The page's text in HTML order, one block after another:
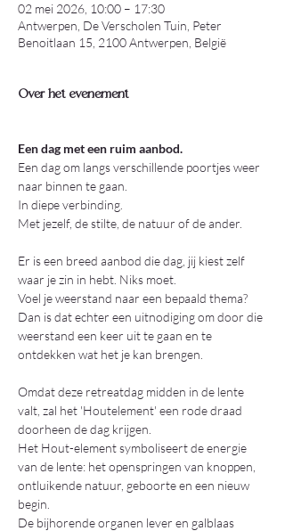
02 mei 2026, 10:00 – 17:30
Antwerpen, De Verscholen Tuin, Peter
Benoitlaan 15, 2100 Antwerpen, België
Over het evenement
Een dag met een ruim aanbod.
Een dag om langs verschillende poortjes weer
naar binnen te gaan.
In diepe verbinding.
Met jezelf, de stilte, de natuur of de ander.
Er is een breed aanbod die dag, jij kiest zelf
waar je zin in hebt. Niks moet.
Voel je weerstand naar een bepaald thema?
Dan is dat echter een uitnodiging om door die
weerstand een keer uit te gaan en te
ontdekken wat het je kan brengen.
Omdat deze retreatdag midden in de lente
valt, zal het 'Houtelement' een rode draad
doorheen de dag krijgen.
Het Hout-element symboliseert de energie
van de lente: het openspringen van knoppen,
ontluikende natuur, geboorte en een nieuw
begin.
De bijhorende organen lever en galblaas